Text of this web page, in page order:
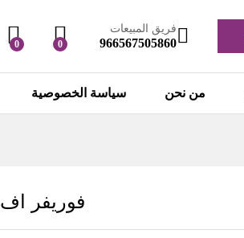
فريق المبيعات
966567505860
0
0
من نحن سياسة الخصوصية
فوريفر اف 15 Forever F15